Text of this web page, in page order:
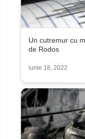
Un cutremur cu
de Rodos
iunie 18, 2022